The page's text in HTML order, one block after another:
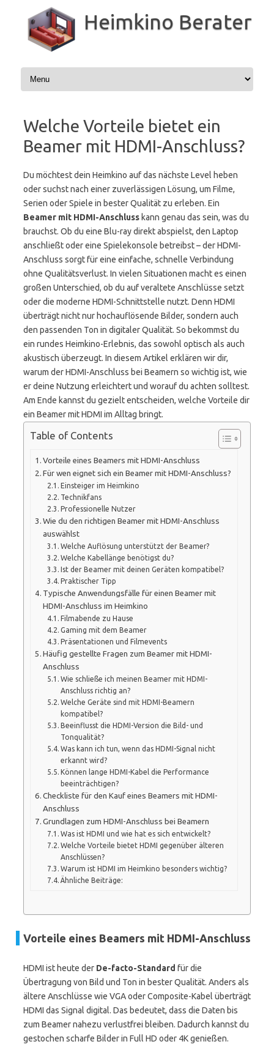
springen
Heimkino Berater
Welche Vorteile bietet ein
Beamer mit HDMI-Anschluss?
Du möchtest dein Heimkino auf das nächste Level heben
oder suchst nach einer zuverlässigen Lösung, um Filme,
Serien oder Spiele in bester Qualität zu erleben. Ein
Beamer mit HDMI-Anschluss kann genau das sein, was du
brauchst. Ob du eine Blu-ray direkt abspielst, den Laptop
anschließt oder eine Spielekonsole betreibst – der HDMI-
Anschluss sorgt für eine einfache, schnelle Verbindung
ohne Qualitätsverlust. In vielen Situationen macht es einen
großen Unterschied, ob du auf veraltete Anschlüsse setzt
oder die moderne HDMI-Schnittstelle nutzt. Denn HDMI
überträgt nicht nur hochauflösende Bilder, sondern auch
den passenden Ton in digitaler Qualität. So bekommst du
ein rundes Heimkino-Erlebnis, das sowohl optisch als auch
akustisch überzeugt. In diesem Artikel erklären wir dir,
warum der HDMI-Anschluss bei Beamern so wichtig ist, wie
er deine Nutzung erleichtert und worauf du achten solltest.
Am Ende kannst du gezielt entscheiden, welche Vorteile dir
ein Beamer mit HDMI im Alltag bringt.
Table of Contents
Vorteile eines Beamers mit HDMI-Anschluss
Für wen eignet sich ein Beamer mit HDMI-Anschluss?
Einsteiger im Heimkino
Technikfans
Professionelle Nutzer
Wie du den richtigen Beamer mit HDMI-Anschluss
auswählst
Welche Auflösung unterstützt der Beamer?
Welche Kabellänge benötigst du?
Ist der Beamer mit deinen Geräten kompatibel?
Praktischer Tipp
Typische Anwendungsfälle für einen Beamer mit
HDMI-Anschluss im Heimkino
Filmabende zu Hause
Gaming mit dem Beamer
Präsentationen und Filmevents
Häufig gestellte Fragen zum Beamer mit HDMI-
Anschluss
Wie schließe ich meinen Beamer mit HDMI-
Anschluss richtig an?
Welche Geräte sind mit HDMI-Beamern
kompatibel?
Beeinflusst die HDMI-Version die Bild- und
Tonqualität?
Was kann ich tun, wenn das HDMI-Signal nicht
erkannt wird?
Können lange HDMI-Kabel die Performance
beeinträchtigen?
Checkliste für den Kauf eines Beamers mit HDMI-
Anschluss
Grundlagen zum HDMI-Anschluss bei Beamern
Was ist HDMI und wie hat es sich entwickelt?
Welche Vorteile bietet HDMI gegenüber älteren
Anschlüssen?
Warum ist HDMI im Heimkino besonders wichtig?
Ähnliche Beiträge:
Vorteile eines Beamers mit HDMI-Anschluss
HDMI ist heute der De-facto-Standard für die
Übertragung von Bild und Ton in bester Qualität. Anders als
ältere Anschlüsse wie VGA oder Composite-Kabel überträgt
HDMI das Signal digital. Das bedeutet, dass die Daten bis
zum Beamer nahezu verlustfrei bleiben. Dadurch kannst du
gestochen scharfe Bilder in Full HD oder 4K genießen.